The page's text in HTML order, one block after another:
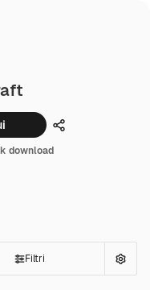
Condividi
download
Filtri